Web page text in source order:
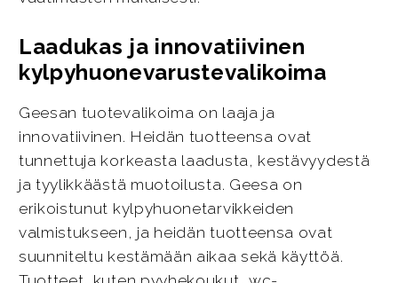
Laadukas ja innovatiivinen
kylpyhuonevarustevalikoima
Geesan tuotevalikoima on laaja ja
innovatiivinen. Heidän tuotteensa ovat
tunnettuja korkeasta laadusta, kestävyydestä
ja tyylikkäästä muotoilusta. Geesa on
erikoistunut kylpyhuonetarvikkeiden
valmistukseen, ja heidän tuotteensa ovat
suunniteltu kestämään aikaa sekä käyttöä.